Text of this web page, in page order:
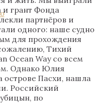
и грант Фонда
партнёров и
одного: наше судно
для прохождения
Тихий
Ocean Way со всем
Однако Юлия
Пасхи, нашла
Российский
по